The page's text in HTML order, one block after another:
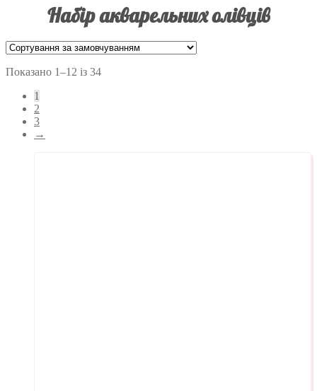
Набір акварельних олівців
Показано 1–12 із 34
1
2
3
→